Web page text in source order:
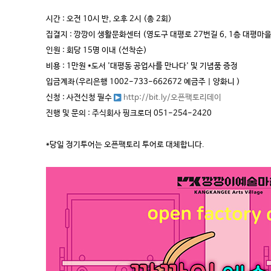
시간 : 오전 10시 반, 오후 2시 (총 2회)
집결지 : 깡깡이 생활문화센터 (영도구 대평로 27번길 6, 1층 대평마
인원 : 회당 15명 이내 (선착순)
비용 : 1만원 *도서 '대평동 공업사를 만나다' 및 기념품 증정
입금계좌(우리은행 1002-733-662672 예금주 | 양화니 )
신청 : 사전신청 필수
http://bit.ly/오픈팩토리데이
진행 및 문의 : 주식회사 핑크로더 051-254-2420
*당일 정기투어는 오픈팩토리 투어로 대체합니다.